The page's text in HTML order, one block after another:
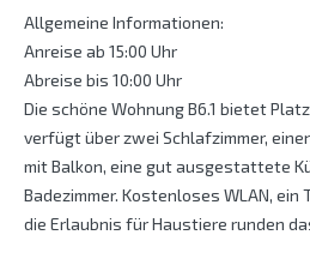
Allgemeine Informationen:
Anreise ab 15:00 Uhr
Abreise bis 10:00 Uhr
Die schöne Wohnung B6.1 bietet
verfügt über zwei Schlafzimmer,
mit Balkon, eine gut ausgestattete
Badezimmer. Kostenloses WLAN,
die Erlaubnis für Haustiere runden